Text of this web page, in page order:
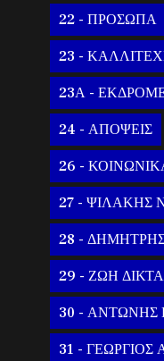
22 - ΠΡΟΣΩΠΑ
23 -
23Α -
24 - ΑΠΟΨΕΙΣ
26 -
27 - ΨΙΛΑΚΗΣ
28 -
29 - ΖΩΗ
30 -
31 -